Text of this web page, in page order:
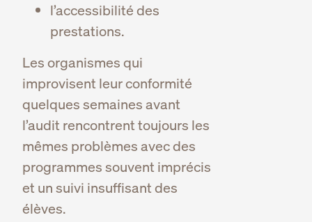
l’accessibilité des
prestations.
Les organismes qui
improvisent leur conformité
quelques semaines avant
l’audit rencontrent toujours les
mêmes problèmes avec des
programmes souvent imprécis
et un suivi insuffisant des
élèves.